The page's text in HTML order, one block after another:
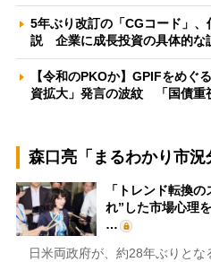
5年ぶり改訂の「CGコード」
説 企業に成長投資の具体的
【令和のPKOか】GPIFをめぐ
資拡大」発言の波紋 「国債
森口亮「まるわかり市況
「トレンド転換
れ”した市場心理
…
日米両政府が、約28年ぶりとな